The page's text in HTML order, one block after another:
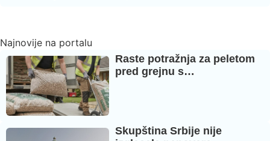
Najnovije na portalu
Raste potražnja za peletom
pred grejnu s…
Skupština Srbije nije